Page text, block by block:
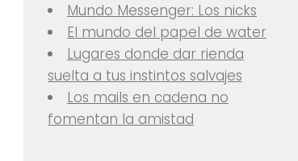
Mundo Messenger: Los nicks
El mundo del papel de water
Lugares donde dar rienda
suelta a tus instintos salvajes
Los mails en cadena no
fomentan la amistad